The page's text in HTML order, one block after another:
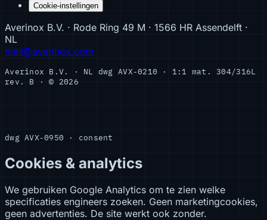
Cookie-instellingen
Averinox B.V. · Rode Ring 49 M · 1566 HR Assendelft ·
NL
mail@averinox.com
Averinox B.V. · NL dwg AVX-0210 · 1:1 mat. 304/316L
rev. B · © 2026
dwg AVX-0950 · consent
Cookies & analytics
We gebruiken Google Analytics om te zien welke
specificaties engineers zoeken. Geen marketingcookies,
geen advertenties. De site werkt ook zonder.